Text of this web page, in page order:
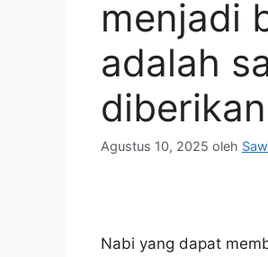
menjadi
adalah
Agustus 10, 2025 oleh
Nabi yang dapat